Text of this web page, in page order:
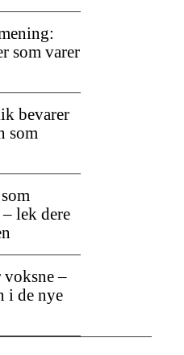
som varer
bevarer
som
lek dere
–
i de nye